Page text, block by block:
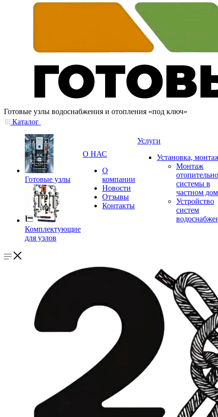
Готовые узлы водоснабжения и отопления «под ключ»
Каталог
Готовые узлы
Комплектующие
для узлов
О НАС
О
компании
Новости
Отзывы
Контакты
Услуги
Установка,
Монтаж
системы в
частном
Устройство
систем